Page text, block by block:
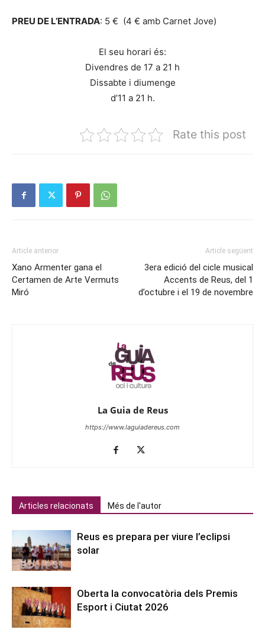
PREU DE L’ENTRADA: 5 € (4 € amb Carnet Jove)
El seu horari és:
Divendres de 17 a 21 h
Dissabte i diumenge
d’11 a 21 h.
Rate this post
Article anterior
Xano Armenter gana el
Certamen de Arte Vermuts
Miró
Article següent
3era edició del cicle musical
Accents de Reus, del 1
d’octubre i el 19 de novembre
La Guia de Reus
https://www.laguiadereus.com
Articles relacionats Més de l'autor
Reus es prepara per viure l’eclipsi
solar
Oberta la convocatòria dels Premis
Esport i Ciutat 2026